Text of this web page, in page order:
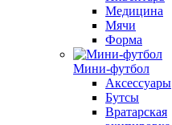
Медицина
Мячи
Форма
Мини-футбол
Аксессуары
Бутсы
Вратарская